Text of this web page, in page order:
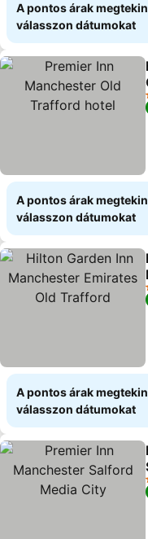
A pontos árak
válasszon dátumokat
A pontos árak
válasszon dátumokat
A pontos árak
válasszon dátumokat